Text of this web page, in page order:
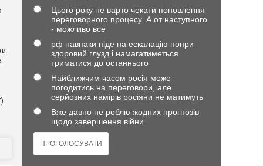
Цього року не варто чекати поновлення
переговорного процесу. А от наступного
- можливо все
рф навпаки піде на ескалацію попри
здоровий глузд і намагатиметься
триматися до останнього
Найближчим часом росія може
погодитись на переговори, але
серйозних намірів росіяни не матимуть
Вже давно не роблю жодних прогнозів
щодо завершення війни